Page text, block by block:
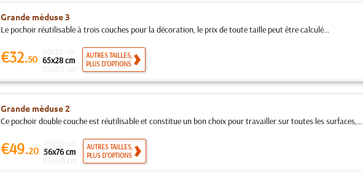
Grande méduse 3
Le pochoir réutilisable à trois couches pour la décoration, le prix de toute taille peut être calculé...
€32.50 65x28 cm
AUTRES TAILLES,
PLUS D'OPTIONS
Grande méduse 2
Ce pochoir double couche est réutilisable et constitue un bon choix pour travailler sur toutes les surfaces,...
€49.20 56x76 cm
AUTRES TAILLES,
PLUS D'OPTIONS